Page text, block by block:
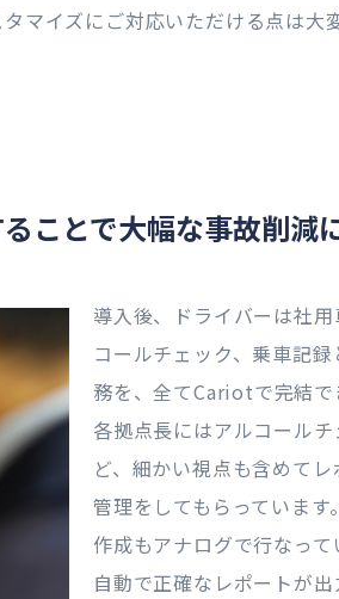
マイズにご対応いただける点は大
ことで大幅な事故削減
導入後、ドライバーは社
コールチェック、乗車記
務を、全てCariotで完結で
各拠点長にはアルコール
ど、細かい視点も含めて
管理をしてもらっていま
作成もアナログで行なっ
自動で正確なレポートが